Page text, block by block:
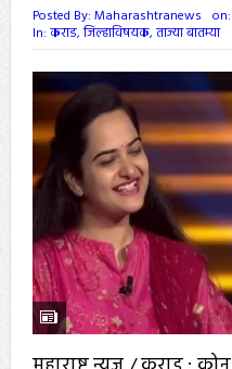
Posted By: Maharashtranews on:
In: कराड,जिल्हाविषयक, ताज्या बातम्या